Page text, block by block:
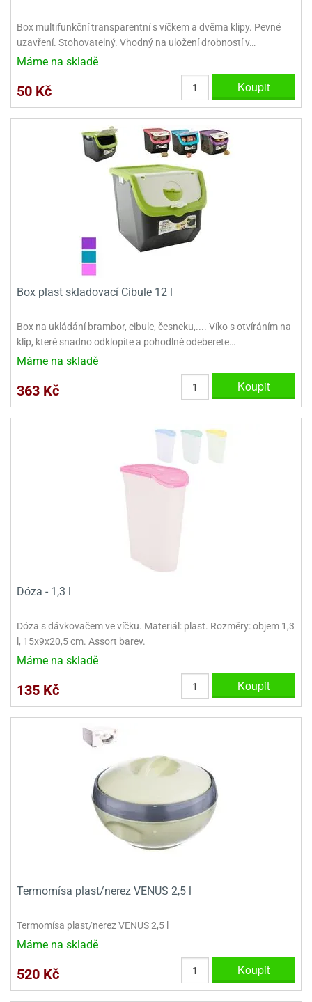
Box multifunkční transparentní s víčkem a dvěma klipy. Pevné
uzavření. Stohovatelný. Vhodný na uložení drobností v…
Máme na skladě
50 Kč Koupit
Box plast skladovací Cibule 12 l
Box na ukládání brambor, cibule, česneku,.... Víko s otvíráním na
klip, které snadno odklopíte a pohodlně odeberete…
Máme na skladě
363 Kč Koupit
Dóza - 1,3 l
Dóza s dávkovačem ve víčku. Materiál: plast. Rozměry: objem 1,3
l, 15x9x20,5 cm. Assort barev.
Máme na skladě
135 Kč Koupit
Termomísa plast/nerez VENUS 2,5 l
Termomísa plast/nerez VENUS 2,5 l
Máme na skladě
520 Kč Koupit